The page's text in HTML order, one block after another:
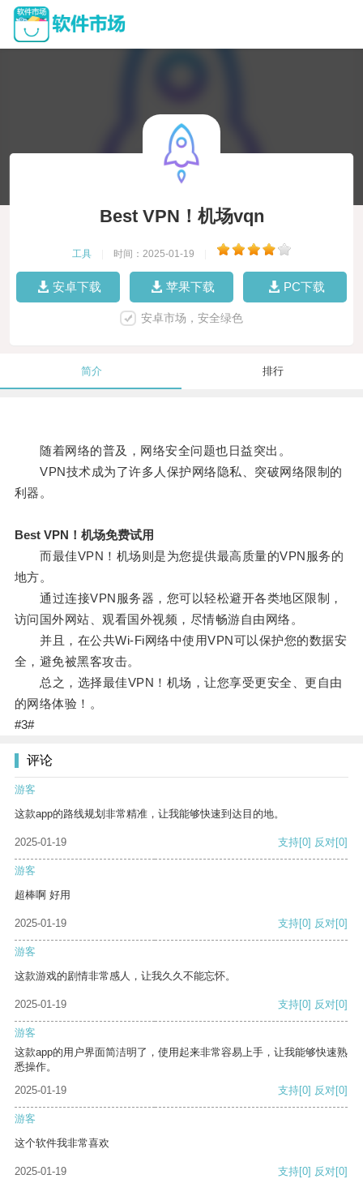
Best VPN！机场vqn
工具 时间：2025-01-19
安卓下载 苹果下载 PC下载
安卓市场，安全绿色
简介 排行
随着网络的普及，网络安全问题也日益突出。
VPN技术成为了许多人保护网络隐私、突破网络限制的
利器。
Best VPN！机场免费试用
而最佳VPN！机场则是为您提供最高质量的VPN服务的
地方。
通过连接VPN服务器，您可以轻松避开各类地区限制，
访问国外网站、观看国外视频，尽情畅游自由网络。
并且，在公共Wi-Fi网络中使用VPN可以保护您的数据安
全，避免被黑客攻击。
总之，选择最佳VPN！机场，让您享受更安全、更自由
的网络体验！。
#3#
评论
游客
这款app的路线规划非常精准，让我能够快速到达目的地。
2025-01-19 支持[0] 反对[0]
游客
超棒啊 好用
2025-01-19 支持[0] 反对[0]
游客
这款游戏的剧情非常感人，让我久久不能忘怀。
2025-01-19 支持[0] 反对[0]
游客
这款app的用户界面简洁明了，使用起来非常容易上手，让我能够快速熟
悉操作。
2025-01-19
支持[0] 反对[0]
游客
这个软件我非常喜欢
2025-01-19 支持[0] 反对[0]